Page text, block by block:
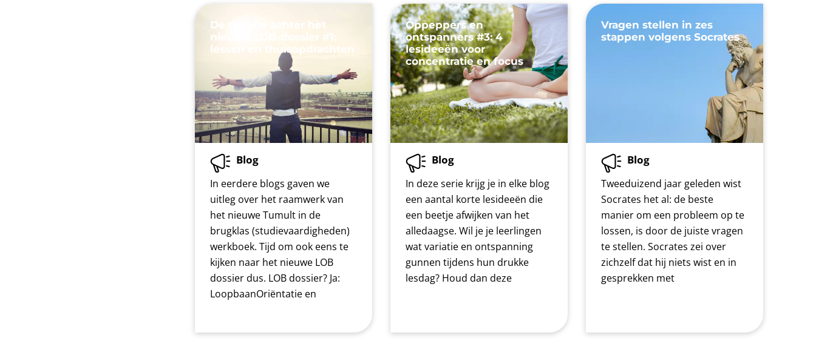
De theorie achter het
nieuwe LOB-dossier #1:
lessen en thuisopdrachten
Blog
In eerdere blogs gaven we
uitleg over het raamwerk van
het nieuwe Tumult in de
brugklas (studievaardigheden)
werkboek. Tijd om ook eens te
kijken naar het nieuwe LOB
dossier dus. LOB dossier? Ja:
LoopbaanOriëntatie en
Oppeppers en
ontspanners #3: 4
lesideeën voor
concentratie en focus
Blog
In deze serie krijg je in elke blog
een aantal korte lesideeën die
een beetje afwijken van het
alledaagse. Wil je je leerlingen
wat variatie en ontspanning
gunnen tijdens hun drukke
lesdag? Houd dan deze
Vragen stellen in zes
stappen volgens Socrates
Blog
Tweeduizend jaar geleden wist
Socrates het al: de beste
manier om een probleem op te
lossen, is door de juiste vragen
te stellen. Socrates zei over
zichzelf dat hij niets wist en in
gesprekken met